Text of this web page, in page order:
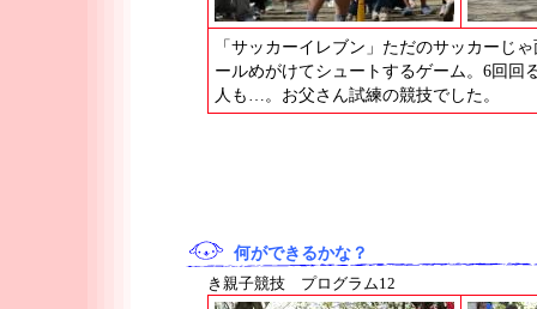
「サッカーイレブン」ただのサッカーじ
ールめがけてシュートするゲーム。6回回
人も…。お父さん試練の競技でした。
何ができるかな？
き親子競技 プログラム12